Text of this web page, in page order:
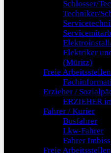
Schlosser/
Techniker/
Elektriker
(Müritz)
Freie
Erzieher /
ERZIEHER
Fahrer / Kurier
Busfahrer
Lkw-Fahrer
Fahrer Imbiss
Freie